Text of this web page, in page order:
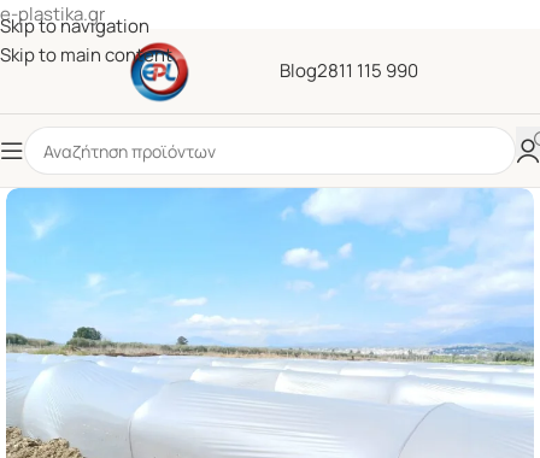
e-plastika.gr
Skip to navigation
Skip to main content
Blog2811 115 990